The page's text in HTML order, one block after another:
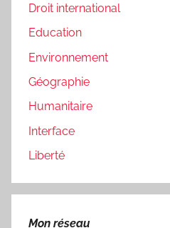
Droit international
Education
Environnement
Géographie
Humanitaire
Interface
Liberté
Mon réseau